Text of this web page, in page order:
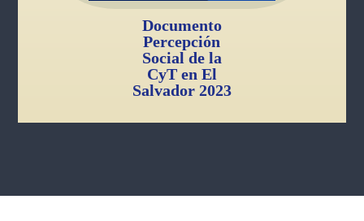
Documento
Percepción
Social de la
CyT en El
Salvador 2023